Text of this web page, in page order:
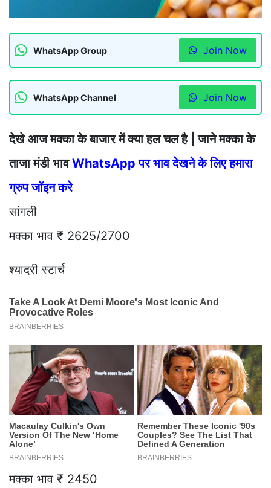
WhatsApp Group Join Now
WhatsApp Channel Join Now
देखे आज मक्का के बाजार में क्या हल चल है | जाने मक्का के
ताजा मंडी भावWhatsApp पर भाव देखने के लिए हमारा
ग्रुप जॉइन करे
सांगली
मक्का भाव ₹ 2625/2700
श्यादरी स्टार्च
मक्का भाव ₹ 2450